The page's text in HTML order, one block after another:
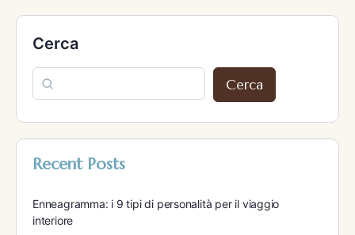
Cerca
Cerca
Recent Posts
Enneagramma: i 9 tipi di personalità per il viaggio
interiore